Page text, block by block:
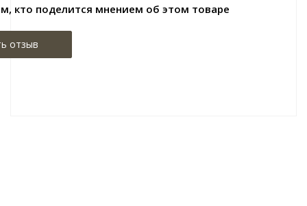
кто поделится мнением об этом товаре
отзыв